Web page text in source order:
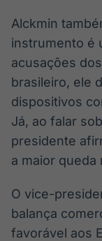
Soluções de
Tecnologia
Alckmin
instrumento é
acusações
brasileiro, ele
dispositivos
Já, ao falar
presidente
a maior queda
O vice-
balança
favorável aos